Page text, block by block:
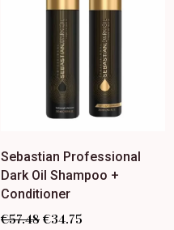
Sebastian Professional
Dark Oil Shampoo +
Conditioner
€57.48 €34.75